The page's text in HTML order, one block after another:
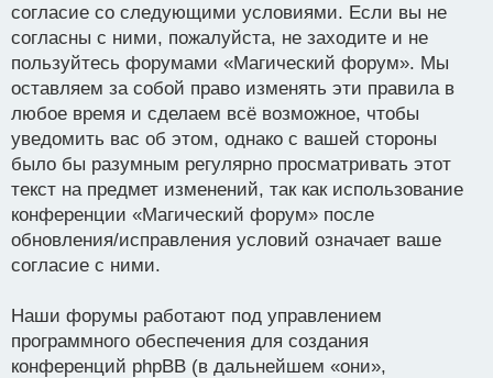
согласие со следующими условиями. Если вы не
согласны с ними, пожалуйста, не заходите и не
пользуйтесь форумами «Магический форум». Мы
оставляем за собой право изменять эти правила в
любое время и сделаем всё возможное, чтобы
уведомить вас об этом, однако с вашей стороны
было бы разумным регулярно просматривать этот
текст на предмет изменений, так как использование
конференции «Магический форум» после
обновления/исправления условий означает ваше
согласие с ними.
Наши форумы работают под управлением
программного обеспечения для создания
конференций phpBB (в дальнейшем «они»,